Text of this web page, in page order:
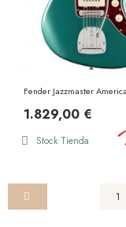
Fender Jazzmaster
1.829,00 €
Stock Tienda
1